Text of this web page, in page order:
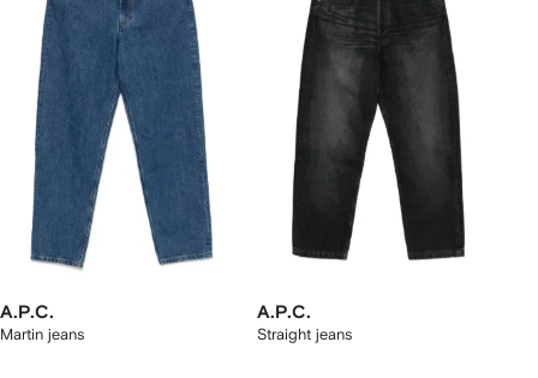
A.P.C.
Martin jeans
A.P.C.
Straight jeans